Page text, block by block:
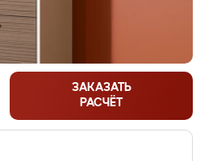
ЗАКАЗАТЬ
РАСЧЁТ